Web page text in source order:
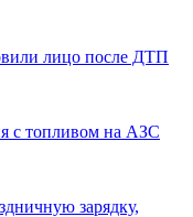
лицо после ДТП
с топливом на АЗС
зарядку,